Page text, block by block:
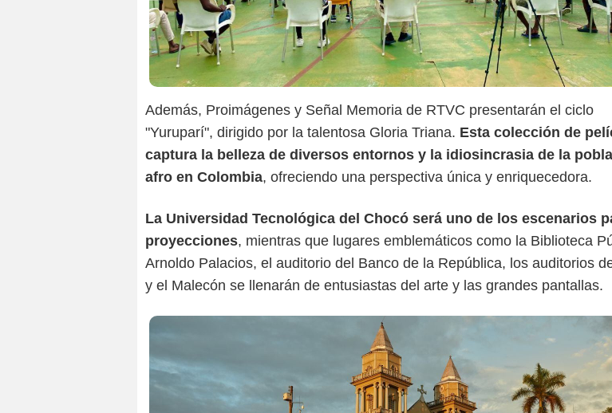
Además, Proimágenes y Señal Memoria de RTVC presentarán el ciclo
"Yuruparí", dirigido por la talentosa Gloria Triana. Esta colección de
captura la belleza de diversos entornos y la idiosincrasia de la
afro en Colombia, ofreciendo una perspectiva única y enriquecedora.
La Universidad Tecnológica del Chocó será uno de los escenarios
proyecciones, mientras que lugares emblemáticos como la Biblioteca
Arnoldo Palacios, el auditorio del Banco de la República, los auditorios
y el Malecón se llenarán de entusiastas del arte y las grandes pantallas.
Semana